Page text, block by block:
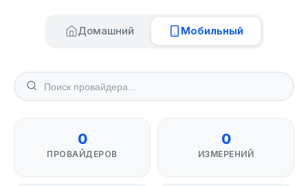
Домашний Мобильный
0
ПРОВАЙДЕРОВ
0
ИЗМЕРЕНИЙ